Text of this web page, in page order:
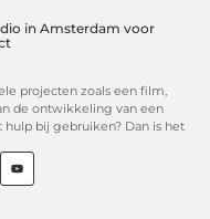
in Amsterdam voor
projecten zoals een film,
de ontwikkeling van een
bij gebruiken? Dan is het